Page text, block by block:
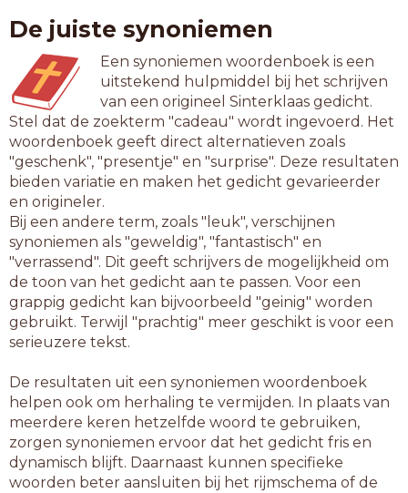
De juiste synoniemen
Een synoniemen woordenboek is een
uitstekend hulpmiddel bij het schrijven
van een origineel Sinterklaas gedicht.
Stel dat de zoekterm "cadeau" wordt ingevoerd. Het
woordenboek geeft direct alternatieven zoals
"geschenk", "presentje" en "surprise". Deze resultaten
bieden variatie en maken het gedicht gevarieerder
en origineler.
Bij een andere term, zoals "leuk", verschijnen
synoniemen als "geweldig", "fantastisch" en
"verrassend". Dit geeft schrijvers de mogelijkheid om
de toon van het gedicht aan te passen. Voor een
grappig gedicht kan bijvoorbeeld "geinig" worden
gebruikt. Terwijl "prachtig" meer geschikt is voor een
serieuzere tekst.
De resultaten uit een synoniemen woordenboek
helpen ook om herhaling te vermijden. In plaats van
meerdere keren hetzelfde woord te gebruiken,
zorgen synoniemen ervoor dat het gedicht fris en
dynamisch blijft. Daarnaast kunnen specifieke
woorden beter aansluiten bij het rijmschema of de